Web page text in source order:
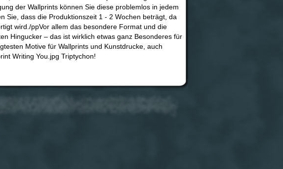
der Wallprints können Sie diese problemlos in jedem
Sie, dass die Produktionszeit 1 - 2 Wochen beträgt, da
wird./ppVor allem das besondere Format und die
Hingucker – das ist wirklich etwas ganz Besonderes für
Motive für Wallprints und Kunstdrucke, auch
Writing You.jpg Triptychon!